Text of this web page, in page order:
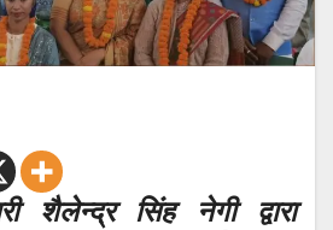
शैलेन्द्र सिंह नेगी द्वारा